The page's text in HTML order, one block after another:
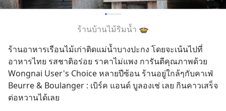
ร้านบ้านไม้ริมน้ำ 🍲
ร้านอาหารเรือนไม้เก่าติดแม่น้ำบางปะกง โดยจะเน้นไปที่
อาหารไทย รสชาติอร่อย ราคาไม่แพง การันตีคุณภาพด้วย
Wongnai User's Choice หลายปีซ้อน ร้านอยู่ใกล้ๆกับคาเฟ่
Beurre & Boulanger : เบิร์ค แอนด์ บูลองเช่ เลย กินคาวเสร็จ
ต่อหวานได้เลย